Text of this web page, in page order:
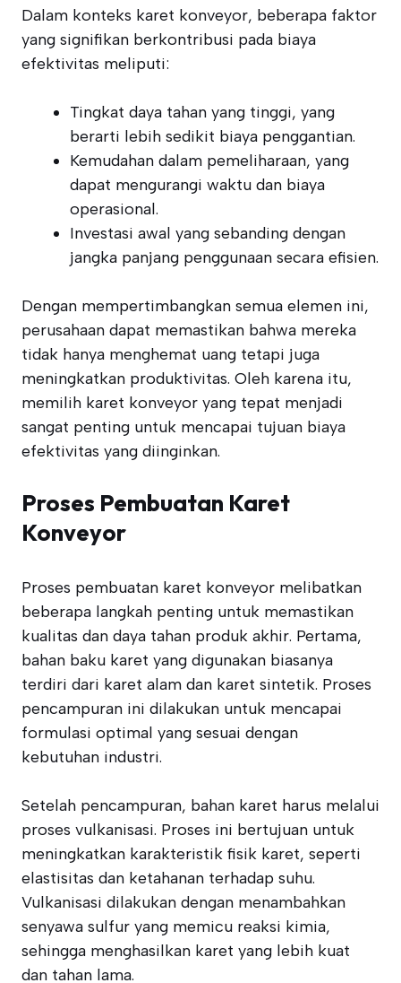
Dalam konteks karet konveyor, beberapa faktor
yang signifikan berkontribusi pada biaya
efektivitas meliputi:
Tingkat daya tahan yang tinggi, yang
berarti lebih sedikit biaya penggantian.
Kemudahan dalam pemeliharaan, yang
dapat mengurangi waktu dan biaya
operasional.
Investasi awal yang sebanding dengan
jangka panjang penggunaan secara efisien.
Dengan mempertimbangkan semua elemen ini,
perusahaan dapat memastikan bahwa mereka
tidak hanya menghemat uang tetapi juga
meningkatkan produktivitas. Oleh karena itu,
memilih karet konveyor yang tepat menjadi
sangat penting untuk mencapai tujuan biaya
efektivitas yang diinginkan.
Proses Pembuatan Karet
Konveyor
Proses pembuatan karet konveyor melibatkan
beberapa langkah penting untuk memastikan
kualitas dan daya tahan produk akhir. Pertama,
bahan baku karet yang digunakan biasanya
terdiri dari karet alam dan karet sintetik. Proses
pencampuran ini dilakukan untuk mencapai
formulasi optimal yang sesuai dengan
kebutuhan industri.
Setelah pencampuran, bahan karet harus melalui
proses vulkanisasi. Proses ini bertujuan untuk
meningkatkan karakteristik fisik karet, seperti
elastisitas dan ketahanan terhadap suhu.
Vulkanisasi dilakukan dengan menambahkan
senyawa sulfur yang memicu reaksi kimia,
sehingga menghasilkan karet yang lebih kuat
dan tahan lama.